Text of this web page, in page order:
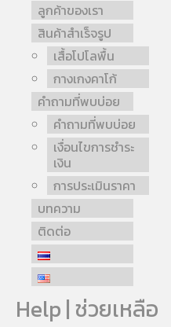
ลูกค้าของเรา
สินค้าสำเร็จรูป
เสื้อโปโลพื้น
กางเกงคาโก้
คำถามที่พบบ่อย
คำถามที่พบบ่อย
เงื่อนไขการชำระ
เงิน
การประเมินราคา
บทความ
ติดต่อ
Help | ช่วยเหลือ